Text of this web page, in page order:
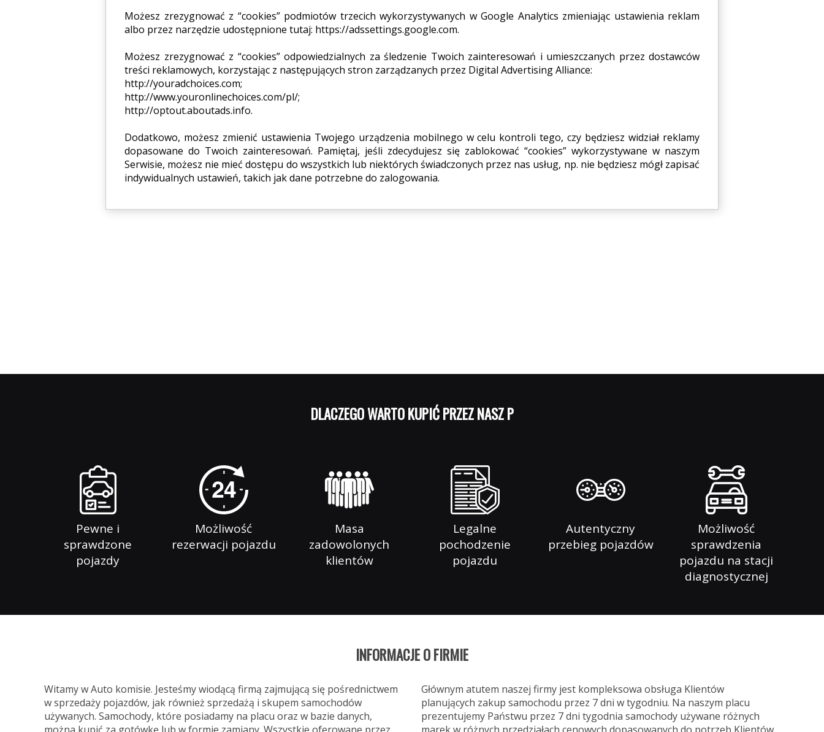
Możesz zrezygnować z “cookies” podmiotów trzecich wykorzystywanych w Google Analytics zmieniając ustawienia reklam
albo przez narzędzie udostępnione tutaj: https://adssettings.google.com.
Możesz zrezygnować z “cookies” odpowiedzialnych za śledzenie Twoich zainteresowań i umieszczanych przez dostawców
treści reklamowych, korzystając z następujących stron zarządzanych przez Digital Advertising Alliance:
http://youradchoices.com;
http://www.youronlinechoices.com/pl/;
http://optout.aboutads.info.
Dodatkowo, możesz zmienić ustawienia Twojego urządzenia mobilnego w celu kontroli tego, czy będziesz widział reklamy
dopasowane do Twoich zainteresowań. Pamiętaj, jeśli zdecydujesz się zablokować “cookies” wykorzystywane w naszym
Serwisie, możesz nie mieć dostępu do wszystkich lub niektórych świadczonych przez nas usług, np. nie będziesz mógł zapisać
indywidualnych ustawień, takich jak dane potrzebne do zalogowania.
DLACZEGO WARTO KUPIĆ PRZEZ NASZ PORTAL
Pewne i
sprawdzone
pojazdy
Możliwość
rezerwacji pojazdu
Masa
zadowolonych
klientów
Legalne
pochodzenie
pojazdu
Autentyczny
przebieg pojazdów
Możliwość
sprawdzenia
pojazdu na stacji
diagnostycznej
INFORMACJE O FIRMIE
Witamy w Auto komisie. Jesteśmy wiodącą firmą zajmującą się pośrednictwem
w sprzedaży pojazdów, jak również sprzedażą i skupem samochodów
używanych. Samochody, które posiadamy na placu oraz w bazie danych,
Głównym atutem naszej firmy jest kompleksowa obsługa Klientów
planujących zakup samochodu przez 7 dni w tygodniu. Na naszym placu
prezentujemy Państwu przez 7 dni tygodnia samochody używane różnych